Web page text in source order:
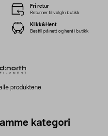
produktene
Fri retur
Returner til valgfri butikk
Klikk&Hent
Bestill på nett og hent i butikk
kategori